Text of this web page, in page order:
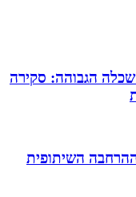
הגבוהה: סקירה
השיתופית